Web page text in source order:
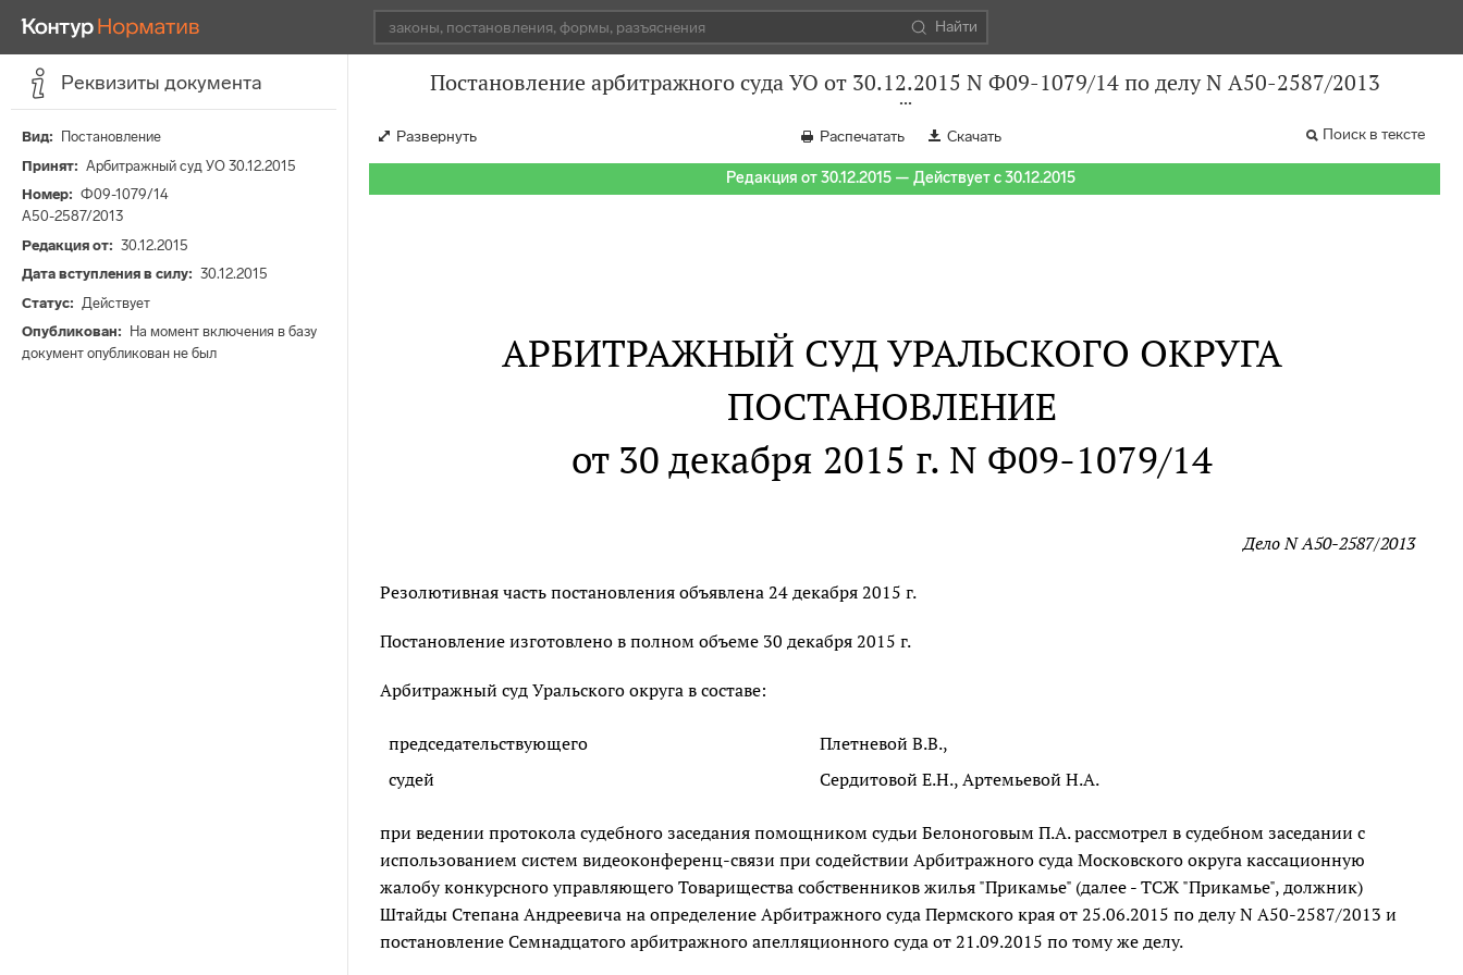
Найти
Реквизиты документа
Вид
Постановление
Принят
Арбитражный суд УО 30.12.2015
Номер
Ф09-1079/14
А50-2587/2013
Редакция от
30.12.2015
Дата вступления в силу
30.12.2015
Статус
Действует
Опубликован
На момент включения в базу
документ опубликован не был
Постановление арбитражного суда УО от 30.12.2015 N Ф09-1079/14 по делу N А50-2587/2013
Развернуть Распечатать Скачать Поиск в тексте
Редакция от 30.12.2015 — Действует с 30.12.2015
АРБИТРАЖНЫЙ СУД УРАЛЬСКОГО ОКРУГА
ПОСТАНОВЛЕНИЕ
от 30 декабря 2015 г. N Ф09-1079/14
Дело N А50-2587/2013
Резолютивная часть постановления объявлена 24 декабря 2015 г.
Постановление изготовлено в полном объеме 30 декабря 2015 г.
Арбитражный суд Уральского округа в составе:
председательствующего
Плетневой В.В.,
судей
Сердитовой Е.Н., Артемьевой Н.А.
при ведении протокола судебного заседания помощником судьи Белоноговым П.А. рассмотрел в судебном заседании с
использованием систем видеоконференц-связи при содействии Арбитражного суда Московского округа кассационную
жалобу конкурсного управляющего Товарищества собственников жилья "Прикамье" (далее - ТСЖ "Прикамье", должник)
Штайды Степана Андреевича на определение Арбитражного суда Пермского края от 25.06.2015 по делу N А50-2587/2013 и
постановление Семнадцатого арбитражного апелляционного суда от 21.09.2015 по тому же делу.